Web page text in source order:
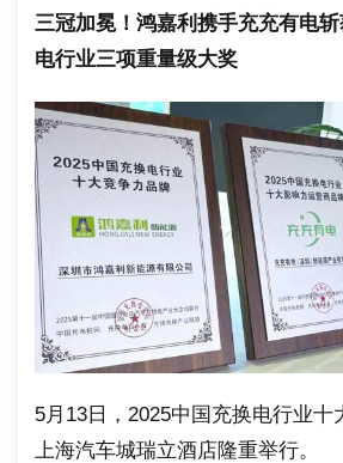
三冠加冕！鸿嘉利携手充充有电
电行业三项重量级大奖
5月13日，2025中国充换电行业十
上海汽车城瑞立酒店隆重举行。